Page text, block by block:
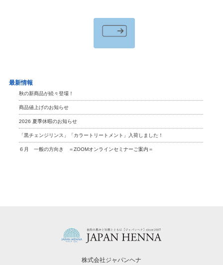
最新情報
秋の新商品が続々登場！
商品値上げのお知らせ
2026 夏季休暇のお知らせ
「黒チェンジリンス」「カラートリートメント」入荷しました！
６月 一般の方向き ＝ZOOMオンラインセミナーご案内＝
株式会社ジャパンヘナ